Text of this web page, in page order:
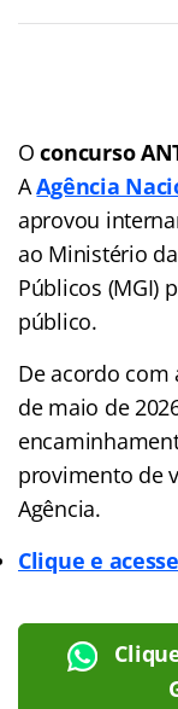
Oconcurso
AAgência
aprovou
ao Ministério
Públicos (MGI)
público.
De acordo com
de maio de
provimento de
Agência.
Clique e